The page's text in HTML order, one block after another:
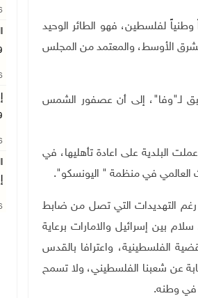
الشمس' طائراً وطنياً لفلسطين، فهو الطائر الوحيد
الأوسط، والمعتمد من المجلس
لـ"وفا"، إلى أن عصفور الشمس
لترفع في الساحة التي عملت البلدية على اعادة تأهليها، في
العالمي في منظمة " اليونسكو".
رغم التهديدات التي تصل من ضابط
بين إسرائيل والامارات برعاية
الفلسطينية، واعترافا بالقدس
عن شعبنا الفلسطيني، ولا تسمح
في وطنه.